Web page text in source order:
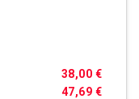
47,69 €
38,00 €